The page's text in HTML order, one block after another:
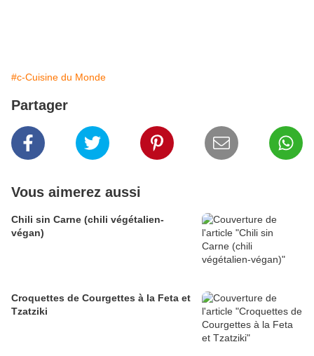
#c-Cuisine du Monde
Partager
Vous aimerez aussi
Chili sin Carne (chili végétalien-
végan)
Croquettes de Courgettes à la Feta et
Tzatziki